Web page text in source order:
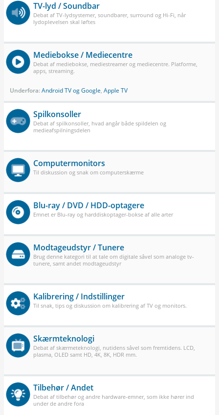
TV-lyd / Soundbar
Debat af TV-lydsystemer, soundbarer, surround og Hi-Fi, når
lydoplevelsen skal løftes
Mediebokse / Mediecentre
Debat af mediebokse, mediestreamer og mediecentre. Platforme,
apps, streaming.
Underfora:Android TV og Google, Apple TV
Spilkonsoller
Debat af spilkonsoller, hvad angår både spildelen og
medieafspilningsdelen
Computermonitors
Til diskussion og snak om computerskærme
Blu-ray / DVD / HDD-optagere
Emnet er Blu-ray og harddiskoptager-bokse af alle arter
Modtageudstyr / Tunere
Brug denne kategori til at tale om digitale såvel som analoge tv-
tunere, samt andet modtageudstyr
Kalibrering / Indstillinger
Til snak, tips og diskussion om kalibrering af TV og monitors.
Skærmteknologi
Debat af skærmeteknologi, nutidens såvel som fremtidens. LCD,
plasma, OLED samt HD, 4K, 8K, HDR mm.
Tilbehør / Andet
Debat af tilbehør og andre hardware-emner, som ikke hører ind
under de andre fora